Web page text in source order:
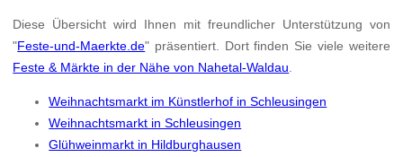
Diese Übersicht wird Ihnen mit freundlicher Unterstützung von
"Feste-und-Maerkte.de" präsentiert. Dort finden Sie viele weitere
Feste & Märkte in der Nähe von Nahetal-Waldau
Weihnachtsmarkt im Künstlerhof in Schleusingen
Weihnachtsmarkt in Schleusingen
Glühweinmarkt in Hildburghausen